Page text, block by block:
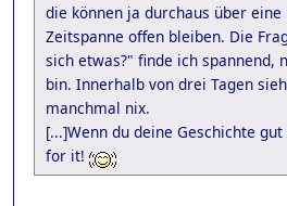
die können ja durchaus über eine
Zeitspanne offen bleiben. Die
sich etwas?" finde ich spannend,
bin. Innerhalb von drei Tagen
manchmal nix.
[...]Wenn du deine Geschichte
for it!